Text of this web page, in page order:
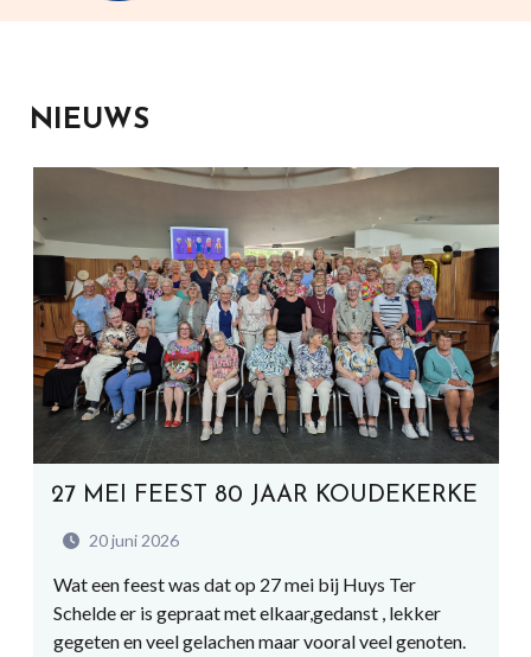
NIEUWS
27 MEI FEEST 80 JAAR KOUDEKERKE
20 juni 2026
Wat een feest was dat op 27 mei bij Huys Ter
Schelde er is gepraat met elkaar,gedanst , lekker
gegeten en veel gelachen maar vooral veel genoten.